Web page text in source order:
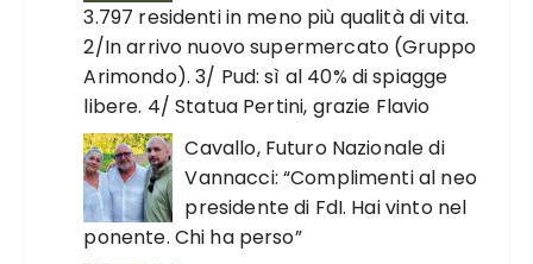
3.797 residenti in meno più qualità di vita.
2/In arrivo nuovo supermercato (Gruppo
Arimondo). 3/ Pud: sì al 40% di spiagge
libere. 4/ Statua Pertini, grazie Flavio
Cavallo, Futuro Nazionale di
Vannacci: “Complimenti al neo
presidente di FdI. Hai vinto nel
ponente. Chi ha perso”